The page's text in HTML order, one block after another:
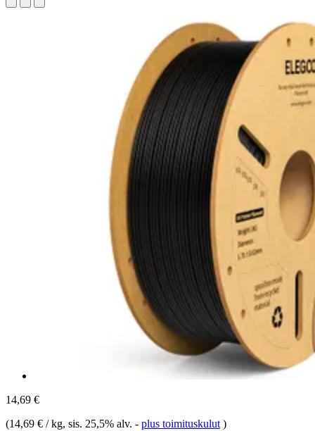
14,69 €
(14,69 € / kg, sis. 25,5% alv. - plus toimituskulut )